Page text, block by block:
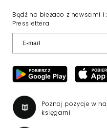
Bądź na bieżaco z newsami
Presslettera
Poznaj pozycje w
księgarni